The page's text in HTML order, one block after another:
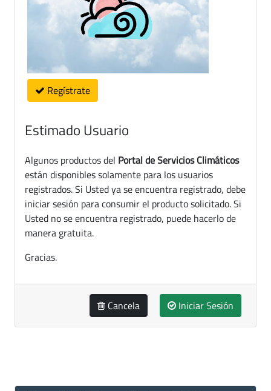
Regístrate
Estimado Usuario
Algunos productos del Portal de Servicios Climáticos
están disponibles solamente para los usuarios
registrados. Si Usted ya se encuentra registrado, debe
iniciar sesión para consumir el producto solicitado. Si
Usted no se encuentra registrado, puede hacerlo de
manera gratuita.
Gracias.
Cancela Iniciar Sesión